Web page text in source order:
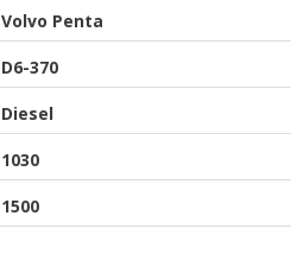
Volvo Penta
D6-370
Diesel
1030
1500